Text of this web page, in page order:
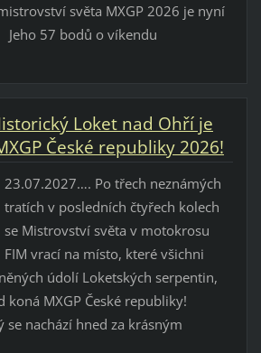
světa MXGP 2026 je nyní
57 bodů o víkendu
Loket nad Ohří je
České republiky 2026!
23.07.2027…. Po třech neznámých
tratích v posledních čtyřech kolech
se Mistrovství světa v motokrosu
FIM vrací na místo, které všichni
údolí Loketských serpentin,
koná MXGP České republiky!
se nachází hned za krásným